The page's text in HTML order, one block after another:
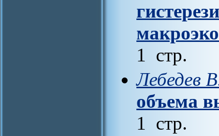
1 стр.
Лебедев
объема
1 стр.